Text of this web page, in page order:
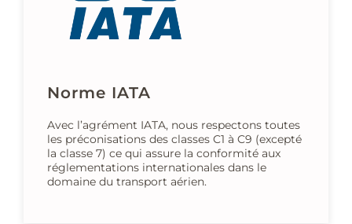
Norme IATA
Avec l’agrément IATA, nous respectons toutes
les préconisations des classes C1 à C9 (excepté
la classe 7) ce qui assure la conformité aux
réglementations internationales dans le
domaine du transport aérien.